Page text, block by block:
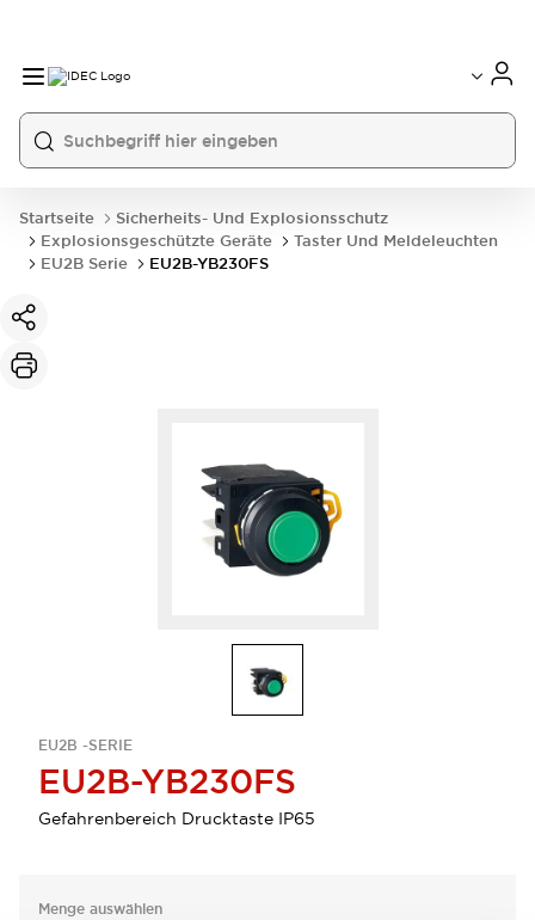
Startseite
Sicherheits- Und Explosionsschutz
Explosionsgeschützte Geräte
Taster Und Meldeleuchten
EU2B Serie
EU2B-YB230FS
EU2B -SERIE
EU2B-YB230FS
Gefahrenbereich Drucktaste IP65
Menge auswählen